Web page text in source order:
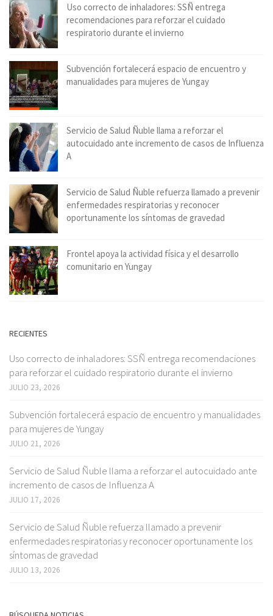
Uso correcto de inhaladores: SSÑ entrega
recomendaciones para reforzar el cuidado
respiratorio durante el invierno
Subvención fortalecerá espacio de encuentro y
manualidades para mujeres de Yungay
Servicio de Salud Ñuble llama a reforzar el
autocuidado ante incremento de casos de Influenza
A
Servicio de Salud Ñuble refuerza llamado a prevenir
enfermedades respiratorias y reconocer
oportunamente los síntomas de gravedad
Frontel apoya la actividad física y el desarrollo
comunitario en Yungay
RECIENTES
Uso correcto de inhaladores: SSÑ entrega recomendaciones
para reforzar el cuidado respiratorio durante el invierno
JULIO 23, 2026
Subvención fortalecerá espacio de encuentro y manualidades
para mujeres de Yungay
JULIO 21, 2026
Servicio de Salud Ñuble llama a reforzar el autocuidado ante
incremento de casos de Influenza A
JULIO 17, 2026
Servicio de Salud Ñuble refuerza llamado a prevenir
enfermedades respiratorias y reconocer oportunamente los
síntomas de gravedad
JULIO 13, 2026